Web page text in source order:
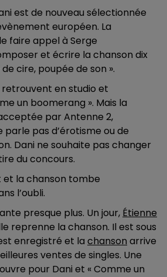
est de nouveau sélectionnée
européen. La
faire appel à Serge
et écrire la chanson dix
cire, poupée de son ».
retrouvent en studio et
un boomerang ». Mais la
par Antenne 2,
parle pas d’érotisme ou de
Dani ne souhaite pas changer
du concours.
et la chanson tombe
l’oubli.
presque plus. Un jour, Étienne
reprenne la chanson. Il est sous
enregistré et la chanson arrive
ventes de singles. Une
pour Dani et « Comme un